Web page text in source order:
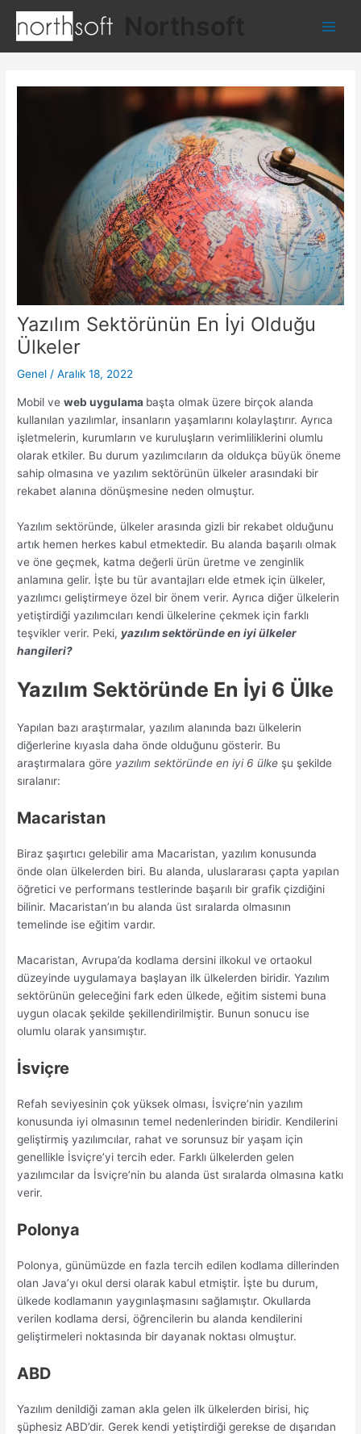
atla
Yazılım Sektörünün En İyi Olduğu
Ülkeler
Genel /Aralık 18, 2022
Mobil veweb uygulama başta olmak üzere birçok alanda
kullanılan yazılımlar, insanların yaşamlarını kolaylaştırır. Ayrıca
işletmelerin, kurumların ve kuruluşların verimliliklerini olumlu
olarak etkiler. Bu durum yazılımcıların da oldukça büyük öneme
sahip olmasına ve yazılım sektörünün ülkeler arasındaki bir
rekabet alanına dönüşmesine neden olmuştur.
Yazılım sektöründe, ülkeler arasında gizli bir rekabet olduğunu
artık hemen herkes kabul etmektedir. Bu alanda başarılı olmak
ve öne geçmek, katma değerli ürün üretme ve zenginlik
anlamına gelir. İşte bu tür avantajları elde etmek için ülkeler,
yazılımcı geliştirmeye özel bir önem verir. Ayrıca diğer ülkelerin
yetiştirdiği yazılımcıları kendi ülkelerine çekmek için farklı
teşvikler verir. Peki, yazılım sektöründe en iyi ülkeler
hangileri?
Yazılım Sektöründe En İyi 6 Ülke
Yapılan bazı araştırmalar, yazılım alanında bazı ülkelerin
diğerlerine kıyasla daha önde olduğunu gösterir. Bu
araştırmalara göre yazılım sektöründe en iyi 6 ülke şu şekilde
sıralanır:
Macaristan
Biraz şaşırtıcı gelebilir ama Macaristan, yazılım konusunda
önde olan ülkelerden biri. Bu alanda, uluslararası çapta yapılan
öğretici ve performans testlerinde başarılı bir grafik çizdiğini
bilinir. Macaristan’ın bu alanda üst sıralarda olmasının
temelinde ise eğitim vardır.
Macaristan, Avrupa’da kodlama dersini ilkokul ve ortaokul
düzeyinde uygulamaya başlayan ilk ülkelerden biridir. Yazılım
sektörünün geleceğini fark eden ülkede, eğitim sistemi buna
uygun olacak şekilde şekillendirilmiştir. Bunun sonucu ise
olumlu olarak yansımıştır.
İsviçre
Refah seviyesinin çok yüksek olması, İsviçre’nin yazılım
konusunda iyi olmasının temel nedenlerinden biridir. Kendilerini
geliştirmiş yazılımcılar, rahat ve sorunsuz bir yaşam için
genellikle İsviçre’yi tercih eder. Farklı ülkelerden gelen
yazılımcılar da İsviçre’nin bu alanda üst sıralarda olmasına katkı
verir.
Polonya
Polonya, günümüzde en fazla tercih edilen kodlama dillerinden
olan Java’yı okul dersi olarak kabul etmiştir. İşte bu durum,
ülkede kodlamanın yaygınlaşmasını sağlamıştır. Okullarda
verilen kodlama dersi, öğrencilerin bu alanda kendilerini
geliştirmeleri noktasında bir dayanak noktası olmuştur.
ABD
Yazılım denildiği zaman akla gelen ilk ülkelerden birisi, hiç
şüphesiz ABD’dir. Gerek kendi yetiştirdiği gerekse de dışarıdan